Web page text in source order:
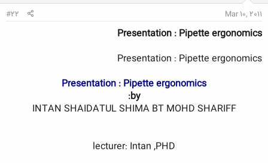
Mar 10, 2011
#22
Presentation : Pipette ergonomics
Presentation : Pipette ergonomics
Presentation : Pipette ergonomics
by:
INTAN SHAIDATUL SHIMA BT MOHD SHARIFF​
lecturer: Intan ,PHD